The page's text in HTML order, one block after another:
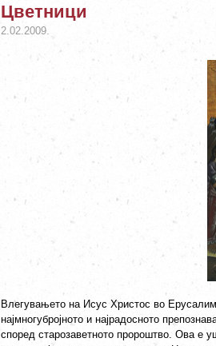
Цветници
2.02.2009.
Влегувањето на Исус Христос во
најмногубројното и најрадосното
според старозаветното пророштво. Ова е